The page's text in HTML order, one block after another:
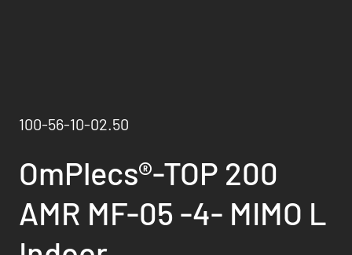
100-56-10-02.50
OmPlecs®-TOP 200
AMR MF-05 -4- MIMO L